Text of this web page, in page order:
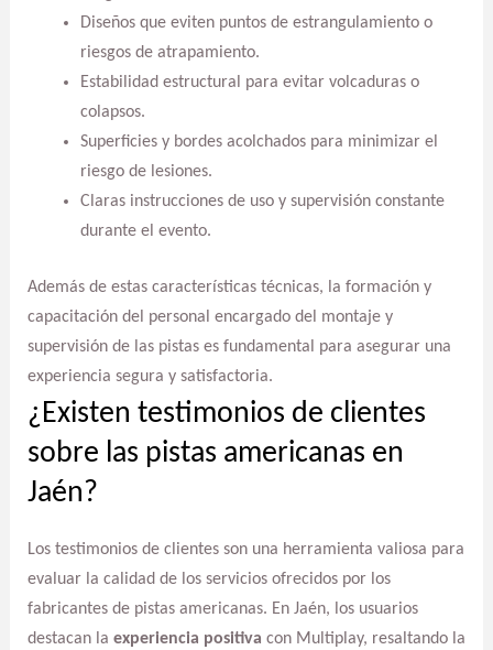
Diseños que eviten puntos de estrangulamiento o
riesgos de atrapamiento.
Estabilidad estructural para evitar volcaduras o
colapsos.
Superficies y bordes acolchados para minimizar el
riesgo de lesiones.
Claras instrucciones de uso y supervisión constante
durante el evento.
Además de estas características técnicas, la formación y
capacitación del personal encargado del montaje y
supervisión de las pistas es fundamental para asegurar una
experiencia segura y satisfactoria.
¿Existen testimonios de clientes
sobre las pistas americanas en
Jaén?
Los testimonios de clientes son una herramienta valiosa para
evaluar la calidad de los servicios ofrecidos por los
fabricantes de pistas americanas. En Jaén, los usuarios
destacan la experiencia positiva con Multiplay, resaltando la